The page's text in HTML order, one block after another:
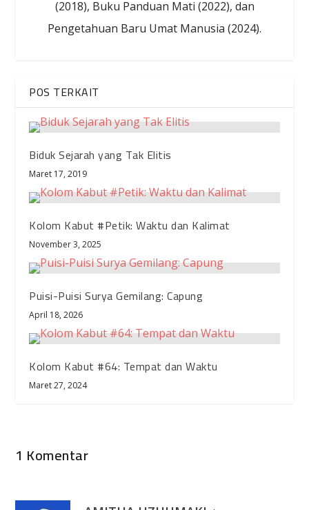
(2018), Buku Panduan Mati (2022), dan
Pengetahuan Baru Umat Manusia (2024).
POS TERKAIT
Biduk Sejarah yang Tak Elitis
Maret 17, 2019
Kolom Kabut #Petik: Waktu dan Kalimat
November 3, 2025
Puisi-Puisi Surya Gemilang: Capung
April 18, 2026
Kolom Kabut #64: Tempat dan Waktu
Maret 27, 2024
1 Komentar